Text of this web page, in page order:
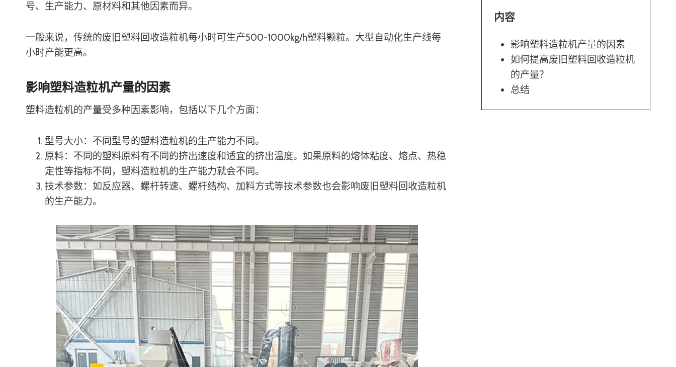
号、生产能力、原材料和其他因素而异。
一般来说，传统的废旧塑料回收造粒机每小时可生产500-1000kg/h塑料颗粒。大型自动化生产线每
小时产能更高。
影响塑料造粒机产量的因素
塑料造粒机的产量受多种因素影响，包括以下几个方面：
型号大小：不同型号的塑料造粒机的生产能力不同。
原料：不同的塑料原料有不同的挤出速度和适宜的挤出温度。如果原料的熔体粘度、熔点、热稳
定性等指标不同，塑料造粒机的生产能力就会不同。
技术参数：如反应器、螺杆转速、螺杆结构、加料方式等技术参数也会影响废旧塑料回收造粒机
的生产能力。
内容
影响塑料造粒机产量的因素
如何提高废旧塑料回收造粒机
的产量？
总结